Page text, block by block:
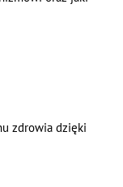
zdrowia dzięki